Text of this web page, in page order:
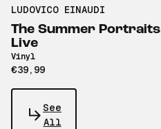
LUDOVICO EINAUDI
The Summer Portraits
Live
Vinyl
€39,99
See
All